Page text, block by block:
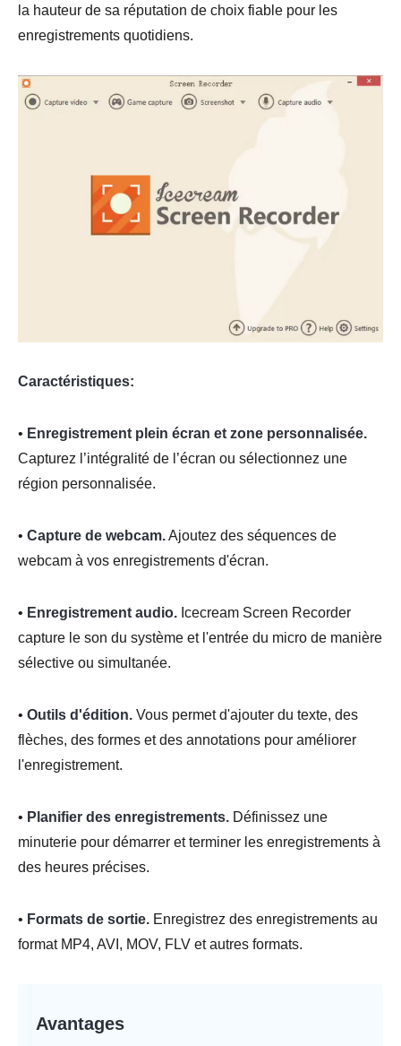
la hauteur de sa réputation de choix fiable pour les
enregistrements quotidiens.
Caractéristiques:
• Enregistrement plein écran et zone personnalisée.
Capturez l’intégralité de l’écran ou sélectionnez une
région personnalisée.
• Capture de webcam.Ajoutez des séquences de
webcam à vos enregistrements d'écran.
• Enregistrement audio. Icecream Screen Recorder
capture le son du système et l'entrée du micro de manière
sélective ou simultanée.
• Outils d'édition. Vous permet d'ajouter du texte, des
flèches, des formes et des annotations pour améliorer
l'enregistrement.
• Planifier des enregistrements. Définissez une
minuterie pour démarrer et terminer les enregistrements à
des heures précises.
• Formats de sortie. Enregistrez des enregistrements au
format MP4, AVI, MOV, FLV et autres formats.
Avantages